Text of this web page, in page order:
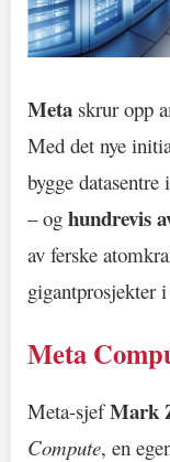
Meta skrur opp
Med det nye
bygge datasentre
– og hundrevis
av ferske
gigantprosjekter
Meta
Meta-sjefMark
Compute, en